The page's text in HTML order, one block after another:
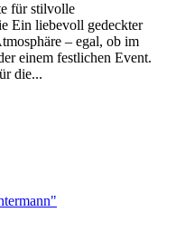
für stilvolle
Ein liebevoll gedeckter
– egal, ob im
einem festlichen Event.
die...